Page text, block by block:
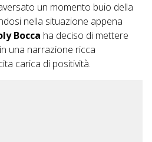
un momento buio della
nella situazione appena
Bocca ha deciso di mettere
una narrazione ricca
carica di positività.